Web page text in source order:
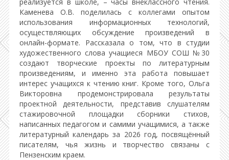
Каменева О.В. поделилась с коллегами опытом
использования информационных технологий,
осуществляющих обсуждение произведений в
онлайн-формате. Рассказала о том, что в студии
художественного слова учащиеся МБОУ СОШ №30
создают творческие проекты по литературным
произведениям, и именно эта работа повышает
интерес учащихся к чтению книг. Кроме того, Ольга
Викторовна продемонстрировала результаты
проектной деятельности, представив слушателям
стажировочной площадки сборники стихов,
написанных педагогом и самими учащимися, а также
литературный календарь за 2026 год, посвящённый
писателям, чья жизнь и творчество связаны с
Пензенским краем.